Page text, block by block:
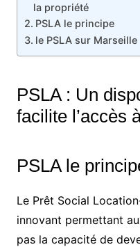
la propriété
PSLA le principe
le PSLA sur Marseille
PSLA : Un
facilite l’accès
PSLA le
Le Prêt Social
innovant permettant
pas la capacité de